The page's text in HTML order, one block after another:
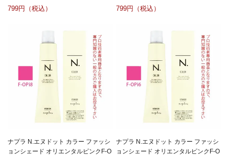
799 799
ナプラ N.エヌドット カラー ファッシ
ョンシェード オリエンタルピンクF-O
ナプラ N.エヌドット カラー ファッシ
ョンシェード オリエンタルピンクF-O